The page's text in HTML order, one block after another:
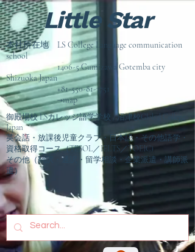
Little Star
本社所在地 LS College Language communication
school
1406-5 Gumizawa Gotemba city
Shizuoka Japan
+81-550-81-3751
→map
御殿場校 LSカレッジ語学学校 / 沼津校Global College
Japan
英会話・放課後児童クラブ・日本語・その他語学・
資格取得コース（TESOL／IELTS／TOEIC)
その他（翻訳・通訳・留学相談 ・企業派遣・講師派
遣）